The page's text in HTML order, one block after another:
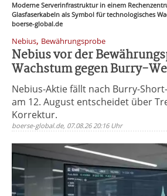
Moderne Serverinfrastruktur in einem
Glasfaserkabeln als Symbol für technologisches
boerse-global.de
Nebius, Bewährungsprobe
Nebius vor der
Wachstum gegen Burry-
Nebius-Aktie fällt nach Burry-
am 12. August entscheidet über
Korrektur.
boerse-global.de, 07.08.26 20:16 Uhr